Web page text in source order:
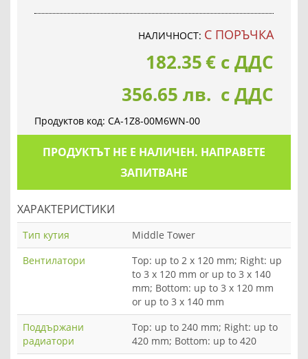
НАЛИЧНОСТ: С ПОРЪЧКА
182.35€ с ДДС
356.65 лв. с ДДС
Продуктов код: CA-1Z8-00M6WN-00
ПРОДУКТЪТ НЕ Е НАЛИЧЕН. НАПРАВЕТЕ
ЗАПИТВАНЕ
ХАРАКТЕРИСТИКИ
Тип кутия
Middle Tower
Вентилатори
Top: up to 2 x 120 mm; Right: up
to 3 x 120 mm or up to 3 x 140
mm; Bottom: up to 3 x 120 mm
or up to 3 x 140 mm
Поддържани
радиатори
Top: up to 240 mm; Right: up to
420 mm; Bottom: up to 420